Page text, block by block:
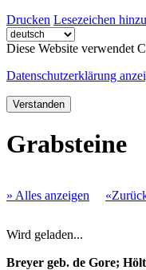
Drucken Lesezeichen
Diese Website verwendet
Datenschutzerklärung
Verstanden
Grabsteine
» Alles anzeigen
Wird geladen...
Breyer geb. de Gore;